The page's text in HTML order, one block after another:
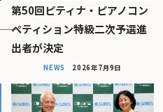
第50回ピティナ・ピアノコン
ペティション特級二次予選進
出者が決定
NEWS 2026年7月9日